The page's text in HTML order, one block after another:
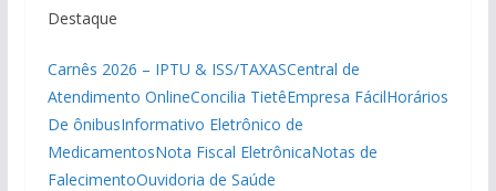
Destaque
Carnês 2026 – IPTU & ISS/TAXASCentral de
Atendimento OnlineConcilia TietêEmpresa FácilHorários
De ônibusInformativo Eletrônico de
MedicamentosNota Fiscal EletrônicaNotas de
FalecimentoOuvidoria de Saúde